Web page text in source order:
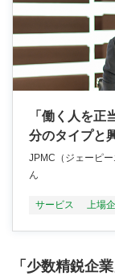
「働く人を正
分のタイプと
JPMC（ジェーピ
ん
サービス 上場
「少数精鋭企